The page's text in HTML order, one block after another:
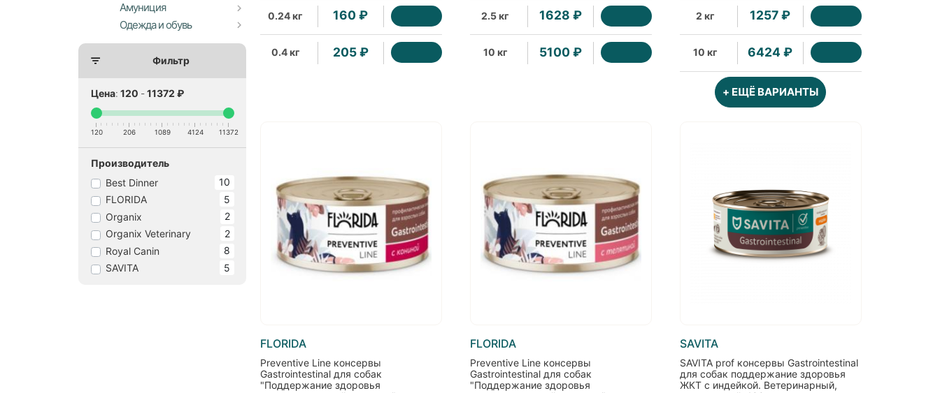
Амуниция
Одежда и обувь
Фильтр
Цена: 120 - 11372 ₽
120 206 1089 4124 11372
Производитель
Best Dinner
10
FLORIDA
5
Organix
2
Organix Veterinary
2
Royal Canin
8
SAVITA
5
0.24 кг 160 ₽
0.4 кг 205 ₽
2.5 кг 1628 ₽
10 кг 5100 ₽
2 кг 1257 ₽
10 кг 6424 ₽
+ ЕЩЁ ВАРИАНТЫ
FLORIDA
Preventive Line консервы
Gastrointestinal для собак
"Поддержание здоровья
FLORIDA
Preventive Line консервы
Gastrointestinal для собак
"Поддержание здоровья
SAVITA
SAVITA prof консервы Gastrointestinal
для собак поддержание здоровья
ЖКТ с индейкой. Ветеринарный,